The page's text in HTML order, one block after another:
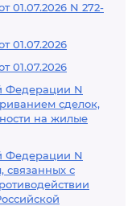
01.07.2026 N 272-
01.07.2026
01.07.2026
Федерации N
сделок,
на жилые
Федерации N
связанных с